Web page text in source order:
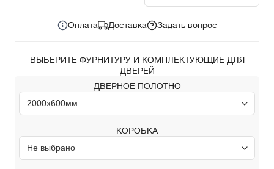
Оплата Доставка Задать вопрос
ВЫБЕРИТЕ ФУРНИТУРУ И КОМПЛЕКТУЮЩИЕ ДЛЯ
ДВЕРЕЙ
ДВЕРНОЕ ПОЛОТНО
КОРОБКА